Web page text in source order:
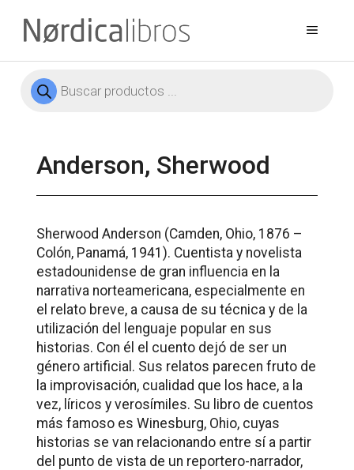
contenido
Menú
Búsqueda
de
Anderson, Sherwood
Sherwood Anderson (Camden, Ohio, 1876 –
Colón, Panamá, 1941). Cuentista y novelista
estadounidense de gran influencia en la
narrativa norteamericana, especialmente en
el relato breve, a causa de su técnica y de la
utilización del lenguaje popular en sus
historias. Con él el cuento dejó de ser un
género artificial. Sus relatos parecen fruto de
la improvisación, cualidad que los hace, a la
vez, líricos y verosímiles. Su libro de cuentos
más famoso es Winesburg, Ohio, cuyas
historias se van relacionando entre sí a partir
del punto de vista de un reportero-narrador,